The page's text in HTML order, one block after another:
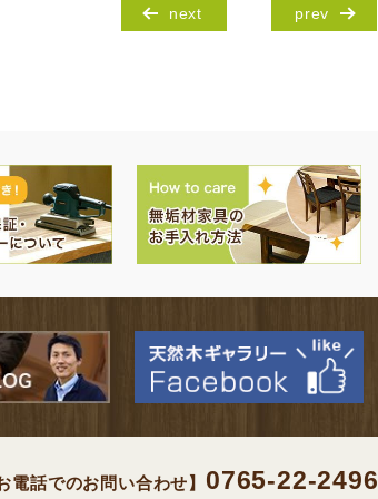
next prev
電話でのお問い合わせ】 0765-22-2496